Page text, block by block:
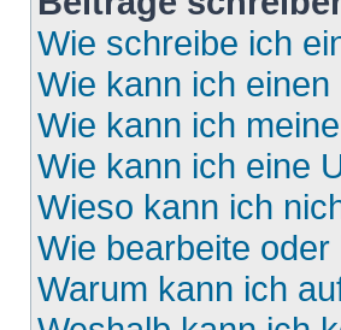
Wie schreibe ich
Wie kann ich
Wie kann ich
Wie kann ich eine
Wieso kann ich
Wie bearbeite
Warum kann ich